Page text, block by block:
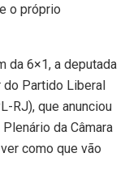
o próprio
da 6×1, a deputada
Partido Liberal
RJ), que anunciou
da Câmara
como que vão